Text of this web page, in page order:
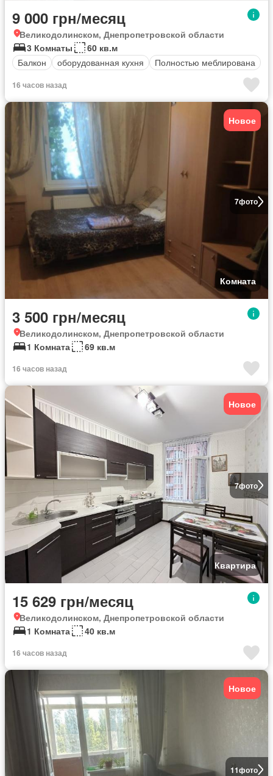
9 000 грн/месяц
Великодолинском, Днепропетровской области
3 Комнаты
60 кв.м
Балкон
оборудованная кухня Полностью меблирована
16 часов назад
7фото
Новое
Комната
3 500 грн/месяц
Великодолинском, Днепропетровской области
1 Комната
69 кв.м
16 часов назад
7фото
Новое
Квартира
15 629 грн/месяц
Великодолинском, Днепропетровской области
1 Комната
40 кв.м
16 часов назад
11фото
Новое